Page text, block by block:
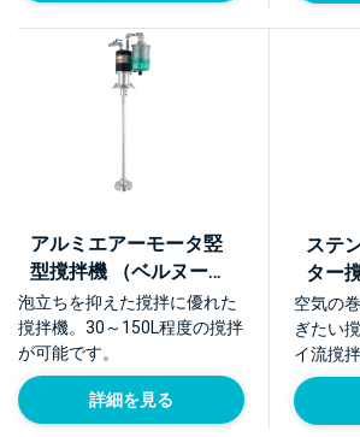
アルミエアーモータ竪
型撹拌機 （ベルヌーイ
流撹拌体BEAG E型）
【NTMA-A-SD】
泡立ちを抑えた撹拌に優れた
撹拌機。30～150L程度の撹拌
が可能です。
詳細を見る
ステ
ター
イ流撹
【
空気の
ぎたい
イ流撹拌